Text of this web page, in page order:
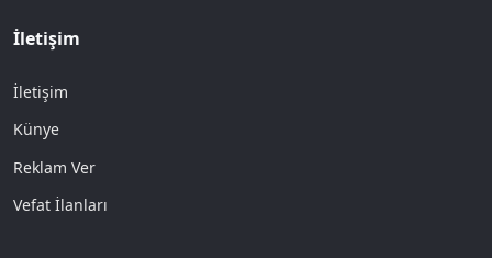
İletişim
İletişim
Künye
Reklam Ver
Vefat İlanları